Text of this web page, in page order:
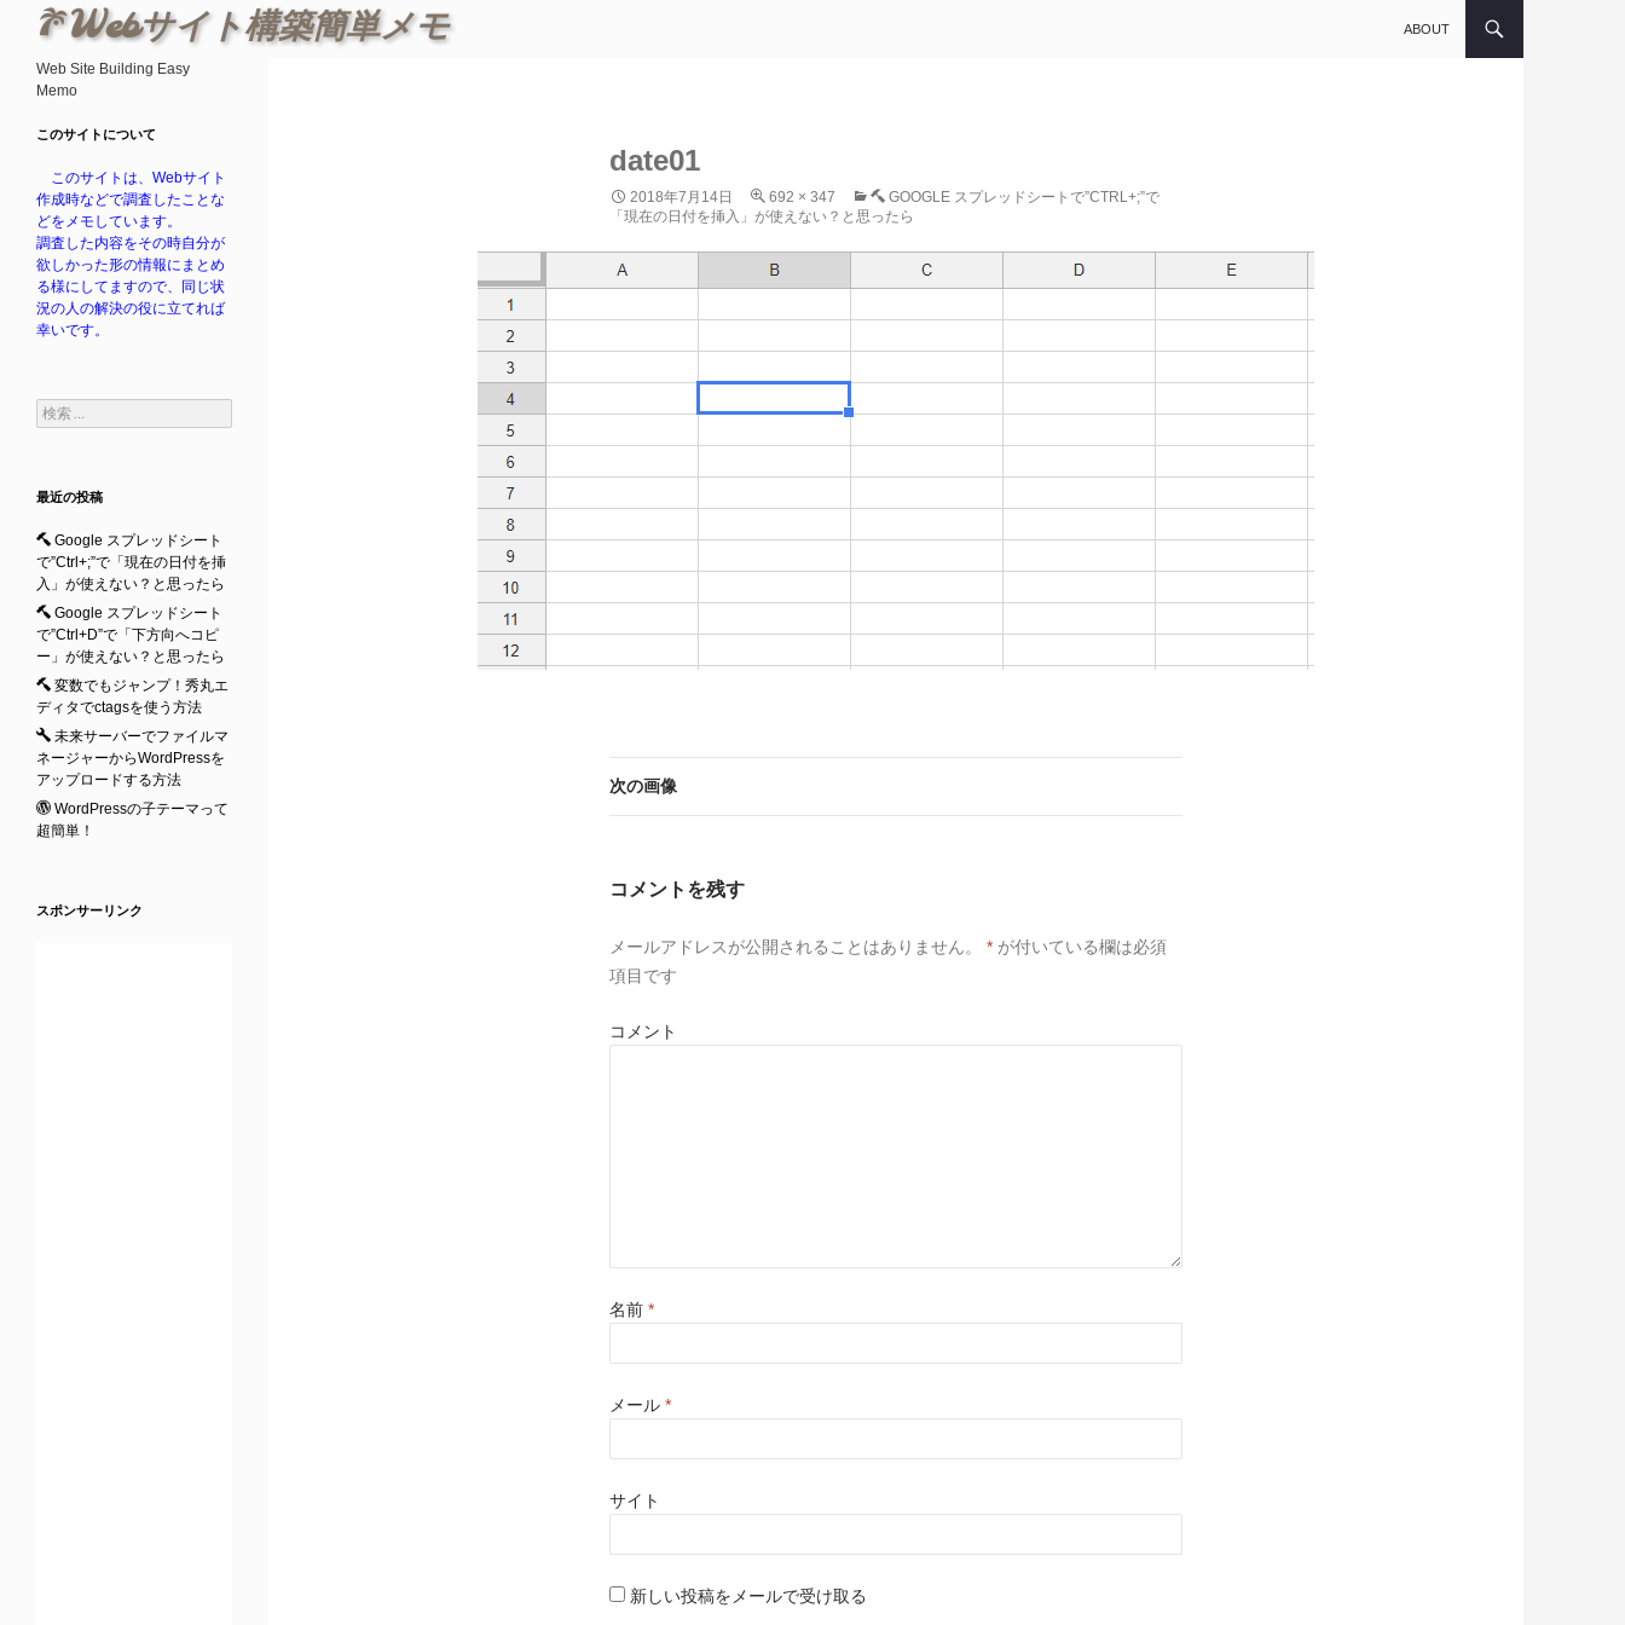
Webサイト構築簡単メモ
ABOUT
date01
2018年7月14日 692 × 347
GOOGLE スプレッドシートで”CTRL+;”で
「現在の日付を挿入」が使えない？と思ったら
次の画像
コメントを残す
メールアドレスが公開されることはありません。 * が付いている欄は必須
項目です
コメント
名前 *
メール *
サイト
新しい投稿をメールで受け取る
Web Site Building Easy
Memo
このサイトについて
このサイトは、Webサイト
作成時などで調査したことな
どをメモしています。
調査した内容をその時自分が
欲しかった形の情報にまとめ
る様にしてますので、同じ状
況の人の解決の役に立てれば
幸いです。
検
索:
最近の投稿
Google スプレッドシート
で”Ctrl+;”で「現在の日付を挿
入」が使えない？と思ったら
Google スプレッドシート
で”Ctrl+D”で「下方向へコピ
ー」が使えない？と思ったら
変数でもジャンプ！秀丸エ
ディタでctagsを使う方法
未来サーバーでファイルマ
ネージャーからWordPressを
アップロードする方法
WordPressの子テーマって
超簡単！
スポンサーリンク